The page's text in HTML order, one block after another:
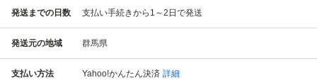
発送までの日数 支払い手続きから1～2日で発送
発送元の地域 群馬県
支払い方法 Yahoo!かんたん決済 詳細